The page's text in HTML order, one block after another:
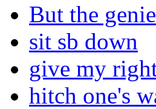
But the
sit sb down
give my
hitch one's